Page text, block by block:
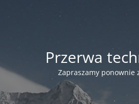
Przerwa
Zapraszamy ponownie